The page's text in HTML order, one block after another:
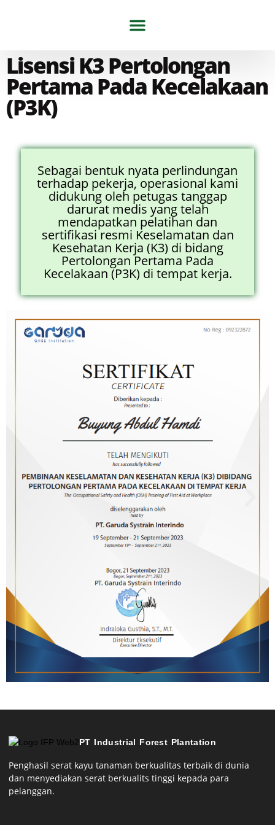
Lisensi K3 Pertolongan
Pertama Pada Kecelakaan
(P3K)
Sebagai bentuk nyata perlindungan
terhadap pekerja, operasional kami
didukung oleh petugas tanggap
darurat medis yang telah
mendapatkan pelatihan dan
sertifikasi resmi Keselamatan dan
Kesehatan Kerja (K3) di bidang
Pertolongan Pertama Pada
Kecelakaan (P3K) di tempat kerja.
PT Industrial Forest Plantation
Penghasil serat kayu tanaman berkualitas terbaik di dunia
dan menyediakan serat berkualits tinggi kepada para
pelanggan.